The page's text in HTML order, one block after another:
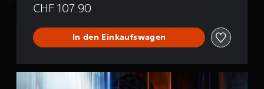
CHF 107.90
In den Einkaufswagen